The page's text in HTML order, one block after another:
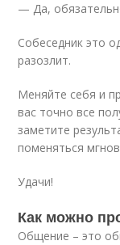
— Да,
Собеседник это
разозлит.
Меняйте себя и
вас точно все
заметите
поменяться
Удачи!
Как можно
Общение – это